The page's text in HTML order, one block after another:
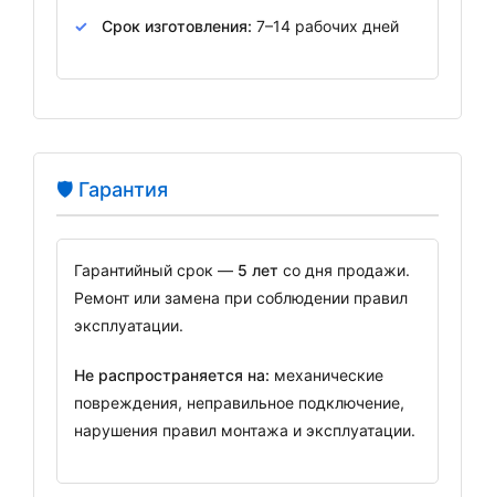
Срок изготовления: 7–14 рабочих дней
🛡️ Гарантия
Гарантийный срок — 5 лет со дня продажи.
Ремонт или замена при соблюдении правил
эксплуатации.
Не распространяется на: механические
повреждения, неправильное подключение,
нарушения правил монтажа и эксплуатации.